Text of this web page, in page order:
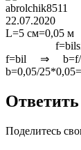
abrolchik8511
22.07.2020
L=5
f=bil ⇒
b=0,05/
Поделитесь